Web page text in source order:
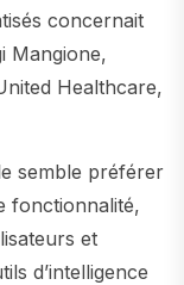
concernait
Mangione,
Healthcare,
semble préférer
fonctionnalité,
et
d’intelligence